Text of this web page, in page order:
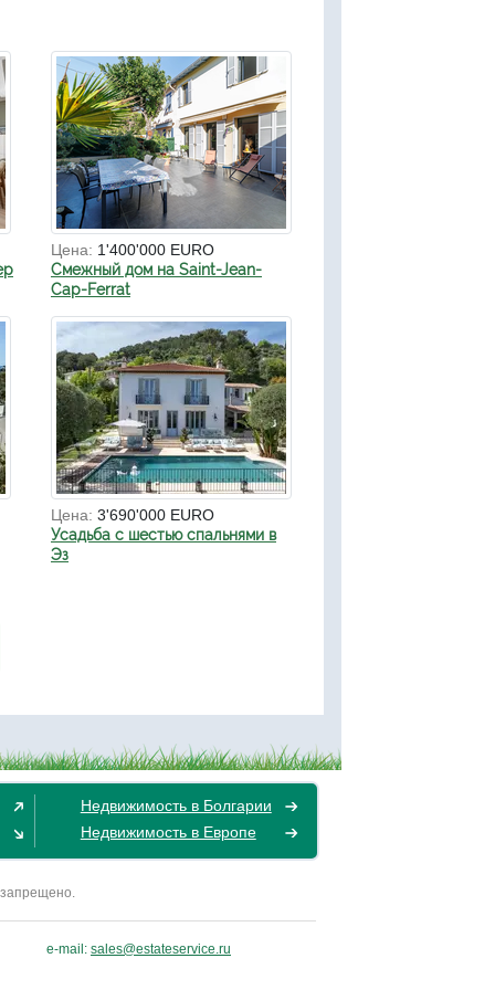
Цена: 1'400'000 EURO
Смежный дом на Saint-Jean-
Cap-Ferrat
Цена: 3'690'000 EURO
Усадьба с шестью спальнями в
Эз
Недвижимость в Болгарии
Недвижимость в Европе
e-mail: sales@estateservice.ru